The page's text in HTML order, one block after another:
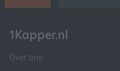
1Kapper.nl
Over ons